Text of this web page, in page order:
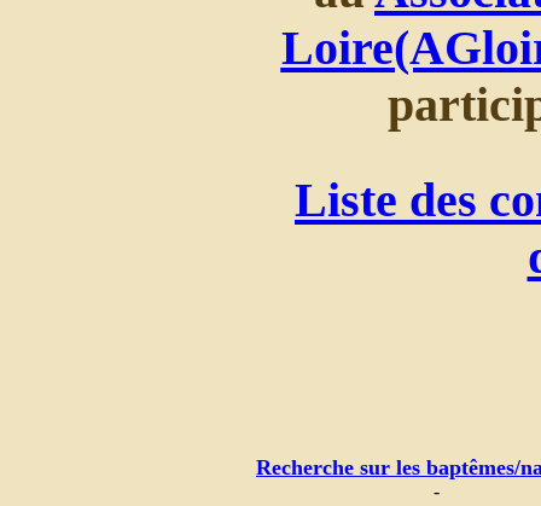
Liste des
Recherche sur les baptêmes/
-